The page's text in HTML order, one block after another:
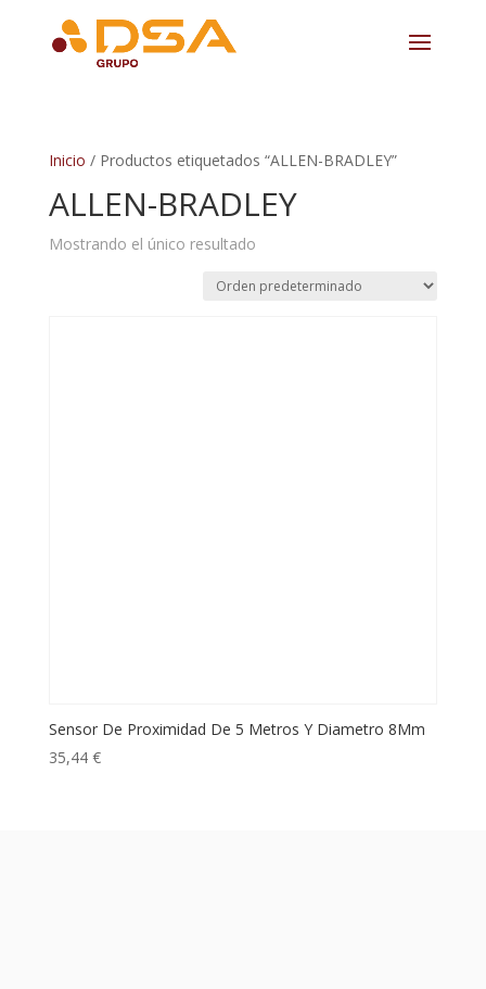
Inicio / Productos etiquetados “ALLEN-BRADLEY”
ALLEN-BRADLEY
Mostrando el único resultado
Sensor De Proximidad De 5 Metros Y Diametro 8Mm
35,44 €